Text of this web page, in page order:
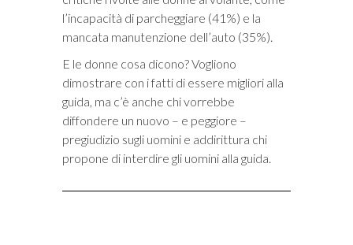
l’incapacità di parcheggiare (41%) e la
mancata manutenzione dell’auto (35%).
E le donne cosa dicono? Vogliono
dimostrare con i fatti di essere migliori alla
guida, ma c’è anche chi vorrebbe
diffondere un nuovo – e peggiore –
pregiudizio sugli uomini e addirittura chi
propone di interdire gli uomini alla guida.